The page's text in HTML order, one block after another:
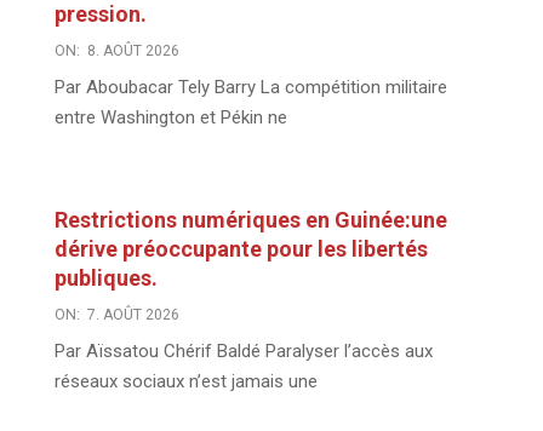
pression.
ON: 8. AOÛT 2026
Par Aboubacar Tely Barry La compétition militaire
entre Washington et Pékin ne
Restrictions numériques en Guinée:une
dérive préoccupante pour les libertés
publiques.
ON: 7. AOÛT 2026
Par Aïssatou Chérif Baldé Paralyser l’accès aux
réseaux sociaux n’est jamais une